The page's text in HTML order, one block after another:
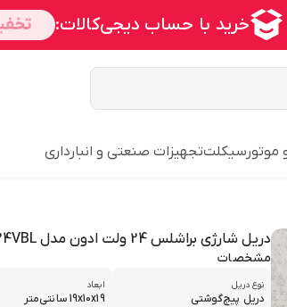
موتورسیکلتتجهیزات صنعتی و انبارداری
دریل شارژی براشلس 24 ولت ادون مدل ED-24VBL
مشخصات
نوع دریل
دریل پیچ‌گوشتی
ابعاد
19x10x19 سانتی‌متر